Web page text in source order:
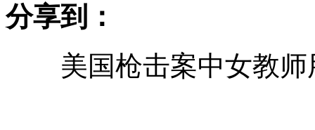
分享到：
美国枪击案中女教师